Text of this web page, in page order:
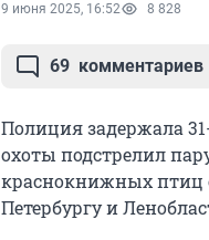
9 июня 2025, 16:52 8 828
69 комментариев
Полиция задержала
охоты подстрелил
краснокнижных птиц
Петербургу и